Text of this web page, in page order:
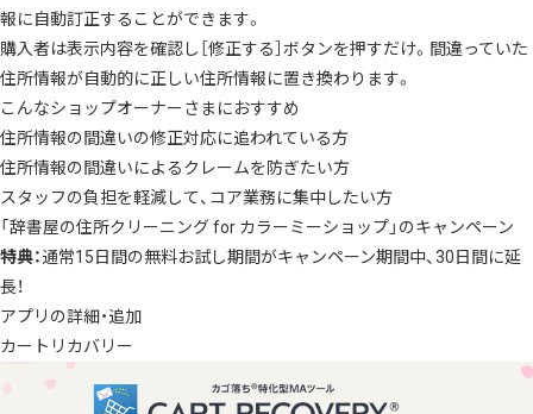
報に自動訂正することができます。
購入者は表示内容を確認し［修正する］ボタンを押すだけ。間違っていた
住所情報が自動的に正しい住所情報に置き換わります。
こんなショップオーナーさまにおすすめ
住所情報の間違いの修正対応に追われている方
住所情報の間違いによるクレームを防ぎたい方
スタッフの負担を軽減して、コア業務に集中したい方
「辞書屋の住所クリーニング for カラーミーショップ」のキャンペーン
特典：通常15日間の無料お試し期間がキャンペーン期間中、30日間に延
長！
アプリの詳細・追加
カートリカバリー